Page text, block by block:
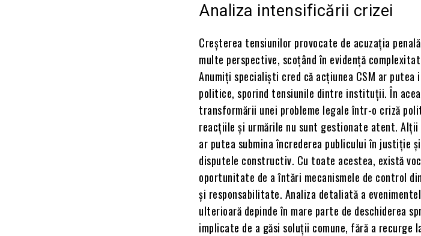
Analiza intensificării crizei
Creșterea tensiunilor provocate de acuzația
multe perspective, scoțând în evidență
Anumiți specialiști cred că acțiunea CSM ar
politice, sporind tensiunile dintre instituții. În
transformării unei probleme legale într-o criză
reacțiile și urmările nu sunt gestionate atent.
ar putea submina încrederea publicului în justiție
disputele constructiv. Cu toate acestea, există
oportunitate de a întări mecanismele de control
și responsabilitate. Analiza detaliată a
ulterioară depinde în mare parte de deschiderea
implicate de a găsi soluții comune, fără a recurge